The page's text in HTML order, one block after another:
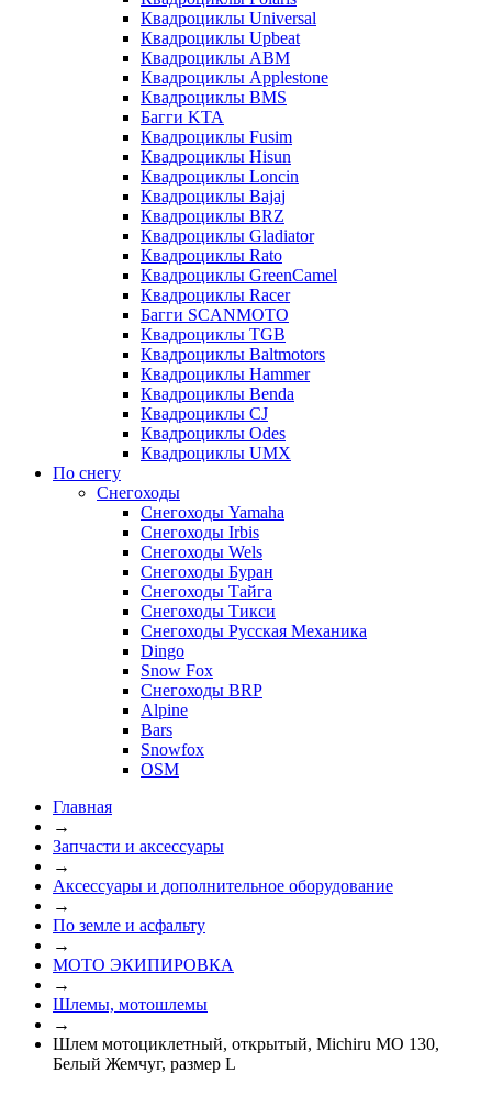
Квадроциклы Universal
Квадроциклы Upbeat
Квадроциклы ABM
Квадроциклы Applestone
Квадроциклы BMS
Багги KTA
Квадроциклы Fusim
Квадроциклы Hisun
Квадроциклы Loncin
Квадроциклы Bajaj
Квадроциклы BRZ
Квадроциклы Gladiator
Квадроциклы Rato
Квадроциклы GreenCamel
Квадроциклы Racer
Багги SCANMOTO
Квадроциклы TGB
Квадроциклы Baltmotors
Квадроциклы Hammer
Квадроциклы Benda
Квадроциклы CJ
Квадроциклы Odes
Квадроциклы UMX
По снегу
Снегоходы
Снегоходы Yamaha
Снегоходы Irbis
Снегоходы Wels
Снегоходы Буран
Снегоходы Тайга
Снегоходы Тикси
Снегоходы Русская Механика
Dingo
Snow Fox
Снегоходы BRP
Alpine
Bars
Snowfox
OSM
Главная
→
Запчасти и аксессуары
→
Аксессуары и дополнительное оборудование
→
По земле и асфальту
→
МОТО ЭКИПИРОВКА
→
Шлемы, мотошлемы
→
Шлем мотоциклетный, открытый, Michiru MO 130,
Белый Жемчуг, размер L